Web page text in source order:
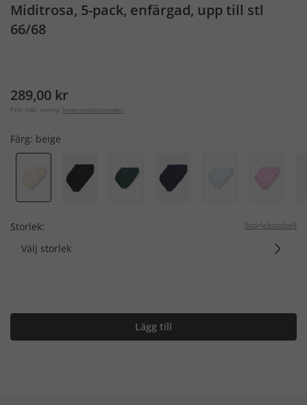
Miditrosa, 5-pack, enfärgad, upp till stl
66/68
289,00 kr
Pris inkl. moms leveranskostander
Färg: beige
Storlek: Storlekstabell
Välj storlek
Lägg till